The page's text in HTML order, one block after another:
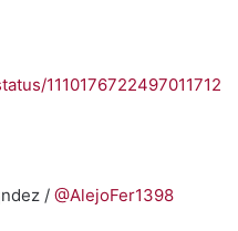
1110176722497011712
/ @AlejoFer1398